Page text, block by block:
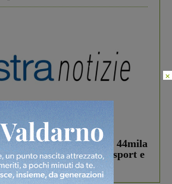
Smart Cities, oltre 44mila
torna il bando per lo sport e
Estrair
×